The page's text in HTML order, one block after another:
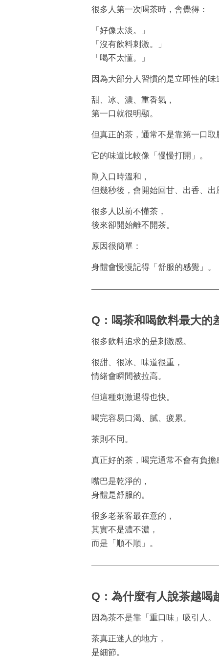
很多人第一次喝茶時，會覺得：
「好像太淡。」
「沒有飲料刺激。」
「喝不太懂。」
因為大部分人習慣的是立即性的味
甜、冰、濃、重香氣，
第一口就很明顯。
但真正的茶，通常不是靠第一口取
它的味道比較像「慢慢打開」。
剛入口時溫和，
但幾秒後，會開始回甘、出香、出
很多人以前不懂茶，
後來卻開始離不開茶。
原因很簡單：
身體會慢慢記得「舒服的感覺」。
Q：喝茶和喝飲料最大的
很多飲料追求的是刺激感。
很甜、很冰、味道很重，
情緒會瞬間被拉高。
但這種刺激退得也快。
喝完容易口渴、膩、疲累。
茶則不同。
真正好的茶，喝完通常不會有負擔
嘴巴是乾淨的，
身體是舒服的。
很多老茶客最在意的，
其實不是濃不濃，
而是「順不順」。
Q：為什麼有人說茶越喝
因為茶不是靠「重口味」吸引人。
茶真正迷人的地方，
是細節。